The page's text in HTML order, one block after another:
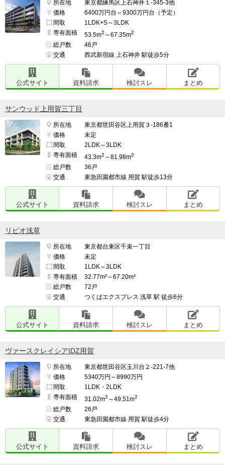
所在地
東京都練馬区上石神井１-345-3他
価格
6400万円台～9300万円台（予定）
間取
1LDK+S～3LDK
専有面積
53.5m2 ～67.35m2
総戸数
46戸
交通
西武新宿線 上石神井 駅徒歩5分
公式サイト 資料請求 検討スレ まとめ
サンウッド上用賀三丁目
所在地
東京都世田谷区上用賀３-186番1
価格
未定
間取
2LDK～3LDK
専有面積
43.3m2 ～81.98m2
総戸数
36戸
交通
東急田園都市線 用賀 駅徒歩13分
公式サイト 資料請求 検討スレ まとめ
リビオ浅草
所在地
東京都台東区千束一丁目
価格
未定
間取
1LDK～3LDK
専有面積
32.77m²～67.20m²
総戸数
72戸
交通
つくばエクスプレス 浅草 駅 徒歩6分
公式サイト 資料請求 検討スレ まとめ
ヴァースクレイシアIDZ用賀
所在地
東京都世田谷区玉川台２-221-7他
価格
5340万円～8990万円
間取
1LDK・2LDK
専有面積
31.02m2 ～49.51m2
総戸数
26戸
交通
東急田園都市線 用賀 駅徒歩4分
公式サイト 資料請求 検討スレ まとめ